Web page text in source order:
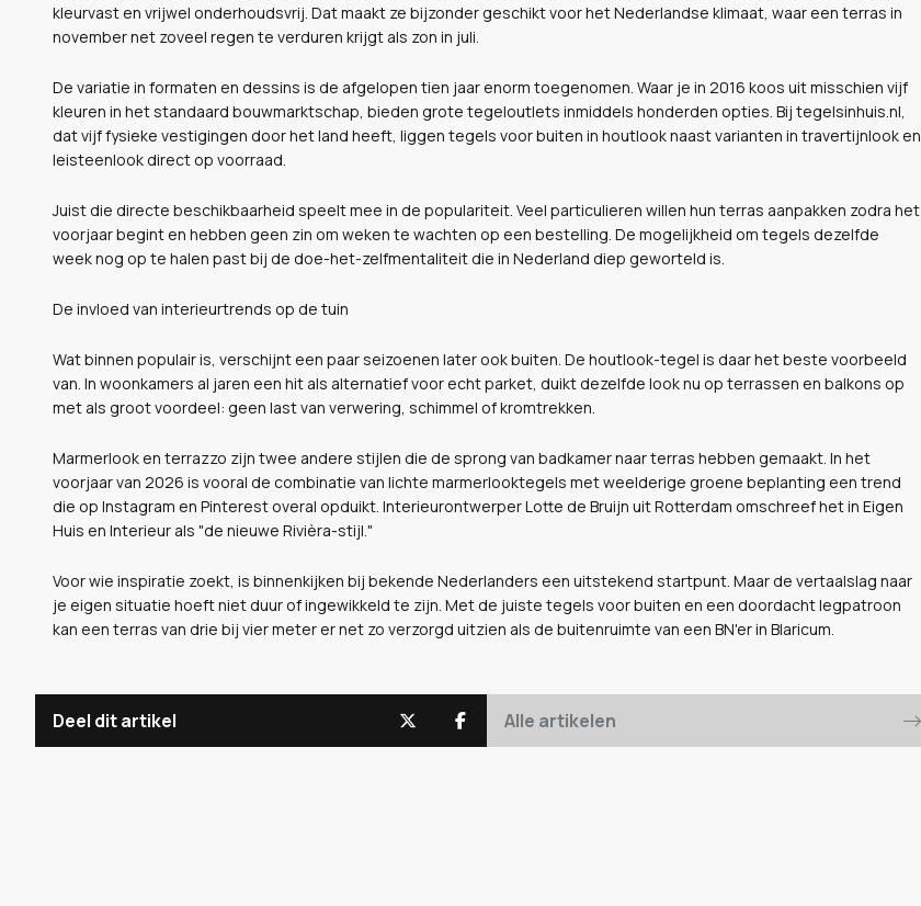
kleurvast en vrijwel onderhoudsvrij. Dat maakt ze bijzonder geschikt voor het Nederlandse klimaat, waar een terras in
november net zoveel regen te verduren krijgt als zon in juli.
De variatie in formaten en dessins is de afgelopen tien jaar enorm toegenomen. Waar je in 2016 koos uit misschien vijf
kleuren in het standaard bouwmarktschap, bieden grote tegeloutlets inmiddels honderden opties. Bij tegelsinhuis.nl,
dat vijf fysieke vestigingen door het land heeft, liggen tegels voor buiten in houtlook naast varianten in travertijnlook en
leisteenlook direct op voorraad.
Juist die directe beschikbaarheid speelt mee in de populariteit. Veel particulieren willen hun terras aanpakken zodra het
voorjaar begint en hebben geen zin om weken te wachten op een bestelling. De mogelijkheid om tegels dezelfde
week nog op te halen past bij de doe-het-zelfmentaliteit die in Nederland diep geworteld is.
De invloed van interieurtrends op de tuin
Wat binnen populair is, verschijnt een paar seizoenen later ook buiten. De houtlook-tegel is daar het beste voorbeeld
van. In woonkamers al jaren een hit als alternatief voor echt parket, duikt dezelfde look nu op terrassen en balkons op
met als groot voordeel: geen last van verwering, schimmel of kromtrekken.
Marmerlook en terrazzo zijn twee andere stijlen die de sprong van badkamer naar terras hebben gemaakt. In het
voorjaar van 2026 is vooral de combinatie van lichte marmerlooktegels met weelderige groene beplanting een trend
die op Instagram en Pinterest overal opduikt. Interieurontwerper Lotte de Bruijn uit Rotterdam omschreef het in Eigen
Huis en Interieur als "de nieuwe Rivièra-stijl."
Voor wie inspiratie zoekt, is binnenkijken bij bekende Nederlanders een uitstekend startpunt. Maar de vertaalslag naar
je eigen situatie hoeft niet duur of ingewikkeld te zijn. Met de juiste tegels voor buiten en een doordacht legpatroon
kan een terras van drie bij vier meter er net zo verzorgd uitzien als de buitenruimte van een BN'er in Blaricum.
Deel dit artikel Alle artikelen